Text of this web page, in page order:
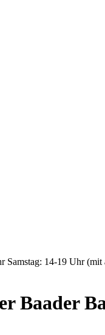
Samstag: 14-19 Uhr
Baader